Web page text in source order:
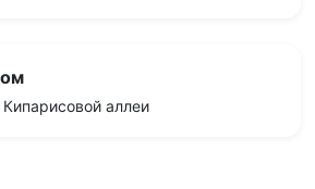
аллеи